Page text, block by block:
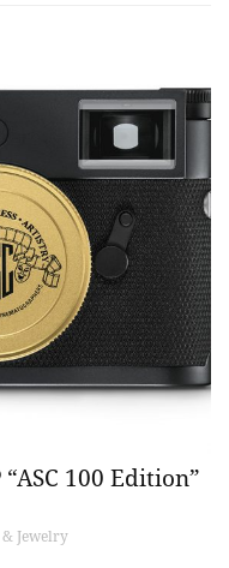
100 Edition”
Jewelry